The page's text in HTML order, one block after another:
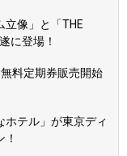
立像」と「THE
に登場！
料定期券販売開始
テル」が東京ディ